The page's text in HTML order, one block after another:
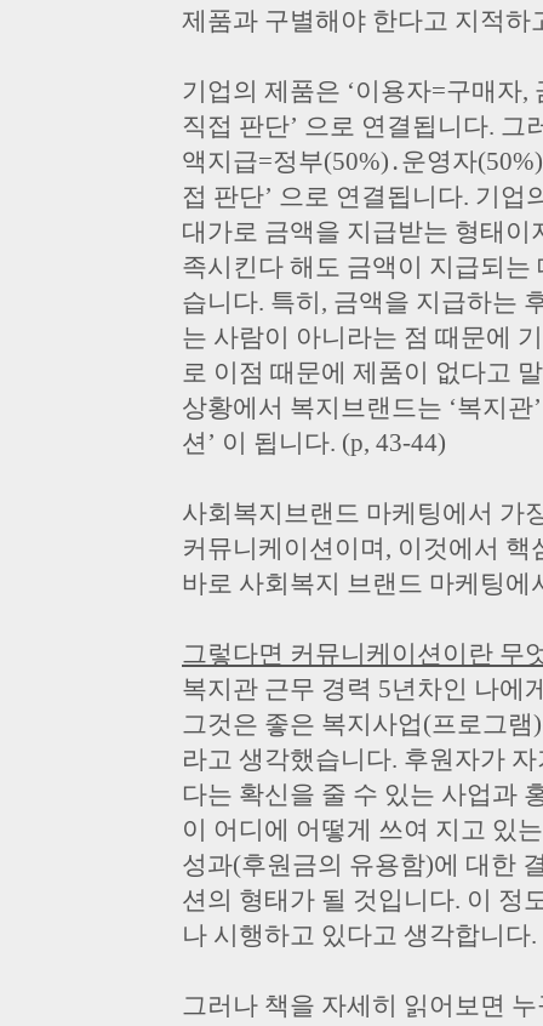
제품과 구별해야 한다고 지적하
기업의 제품은 ‘이용자=구매자
직접 판단’ 으로 연결됩니다. 그
액지급=정부(50%)․운영자
접 판단’ 으로 연결됩니다. 기
대가로 금액을 지급받는 형태
족시킨다 해도 금액이 지급되
습니다. 특히, 금액을 지급하는
는 사람이 아니라는 점 때문에
로 이점 때문에 제품이 없다고
상황에서 복지브랜드는 ‘복지관
션’ 이 됩니다. (p, 43-44)
사회복지브랜드 마케팅에서 가
커뮤니케이션이며, 이것에서
바로 사회복지 브랜드 마케팅에
그렇다면 커뮤니케이션이란 무
복지관 근무 경력 5년차인 나에
그것은 좋은 복지사업(프로그
라고 생각했습니다. 후원자가
다는 확신을 줄 수 있는 사업과
이 어디에 어떻게 쓰여 지고 있
성과(후원금의 유용함)에 대한
션의 형태가 될 것입니다. 이 정
나 시행하고 있다고 생각합니다.
그러나 책을 자세히 읽어보면